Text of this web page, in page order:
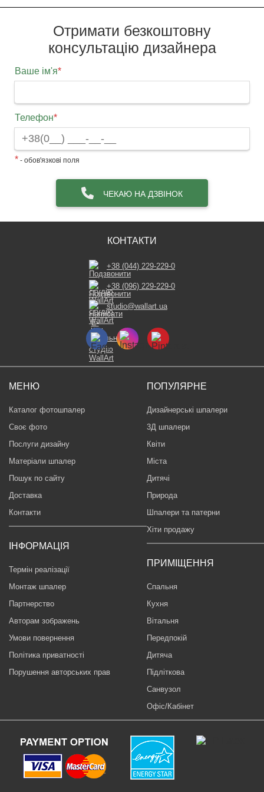
Отримати безкоштовну
консультацію дизайнера
Ваше ім'я*
Телефон*
* - обов'язкові поля
ЧЕКАЮ НА ДЗВІНОК
МЕНЮ
Каталог фотошпалер
Своє фото
Послуги дизайну
Матеріали шпалер
Пошук по сайту
Доставка
Контакти
ІНФОРМАЦІЯ
Термін реалізації
Монтаж шпалер
Партнерство
Авторам зображень
Умови повернення
Політика приватності
Порушення авторських прав
ПОПУЛЯРНЕ
Дизайнерські шпалери
3Д шпалери
Квіти
Міста
Дитячі
Природа
Шпалери та патерни
Хіти продажу
ПРИМІЩЕННЯ
Спальня
Кухня
Вітальня
Передпокій
Дитяча
Підліткова
Санвузол
Офіс/Кабінет
КОНТАКТИ
+38 (044) 229-229-0
+38 (096) 229-229-0
studio@wallart.ua